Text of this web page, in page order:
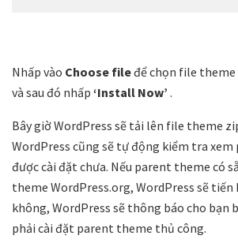
Nhấp vào Choose fileđể chọn file theme
và sau đó nhấp ‘Install Now’ .
Bây giờ WordPress sẽ tải lên file theme
WordPress cũng sẽ tự động kiểm tra
được cài đặt chưa. Nếu parent theme có
theme WordPress.org, WordPress sẽ tiến
không, WordPress sẽ thông báo cho bạn
phải cài đặt parent theme thủ công.